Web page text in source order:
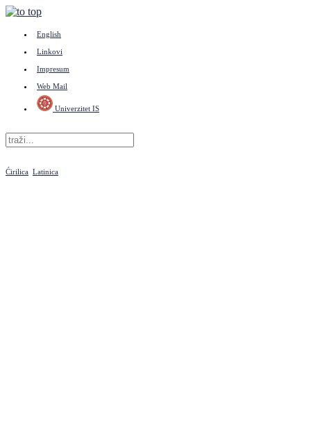
English
Linkovi
Impresum
Web Mail
Univerzitet IS
Ćirilica Latinica